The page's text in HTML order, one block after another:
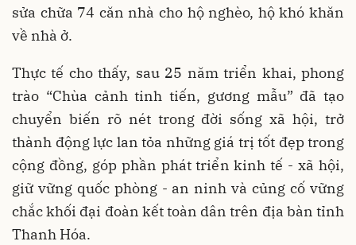
sửa chữa 74 căn nhà cho hộ nghèo, hộ khó khăn
về nhà ở.
Thực tế cho thấy, sau 25 năm triển khai, phong
trào “Chùa cảnh tinh tiến, gương mẫu” đã tạo
chuyển biến rõ nét trong đời sống xã hội, trở
thành động lực lan tỏa những giá trị tốt đẹp trong
cộng đồng, góp phần phát triển kinh tế - xã hội,
giữ vững quốc phòng - an ninh và củng cố vững
chắc khối đại đoàn kết toàn dân trên địa bàn tỉnh
Thanh Hóa.